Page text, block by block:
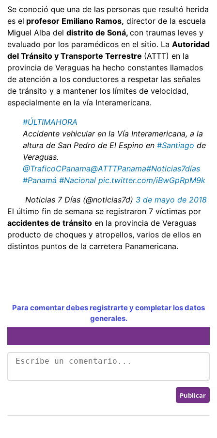
Se conoció que una de las personas que resultó herida
es el profesor Emiliano Ramos, director de la escuela
Miguel Alba del distrito de Soná, con traumas leves y
evaluado por los paramédicos en el sitio. La Autoridad
del Tránsito y Transporte Terrestre (ATTT) en la
provincia de Veraguas ha hecho constantes llamados
de atención a los conductores a respetar las señales
de tránsito y a mantener los límites de velocidad,
especialmente en la vía Interamericana.
#ÚLTIMAHORA
Accidente vehicular en la Vía Interamericana, a la
altura de San Pedro de El Espino en #Santiago de
Veraguas.
@TraficoCPanama@ATTTPanama#Noticias7días
#Panamá #Nacional pic.twitter.com/iBwGpRpM9k
 Noticias 7 Días (@noticias7d) 3 de mayo de 2018
El último fin de semana se registraron 7 víctimas por
accidentes de tránsito en la provincia de Veraguas
producto de choques y atropellos, varios de ellos en
distintos puntos de la carretera Panamericana.
Para comentar debes registrarte y completar los datos
generales.